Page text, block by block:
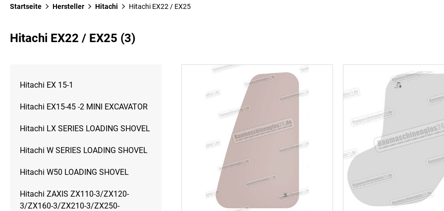
Startseite Hersteller Hitachi Hitachi EX22 / EX25
Hitachi EX22 / EX25 (3)
Hitachi EX 15-1
Hitachi EX15-45 -2 MINI EXCAVATOR
Hitachi LX SERIES LOADING SHOVEL
Hitachi W SERIES LOADING SHOVEL
Hitachi W50 LOADING SHOVEL
Hitachi ZAXIS ZX110-3/ZX120-
3/ZX160-3/ZX210-3/ZX250-